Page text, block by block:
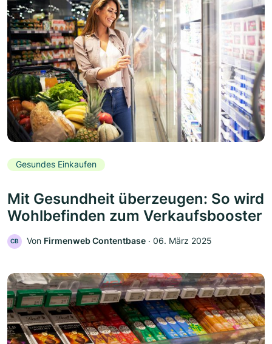
Gesundes Einkaufen
Mit Gesundheit überzeugen: So wird
Wohlbefinden zum Verkaufsbooster
CB Von Firmenweb Contentbase ‧ 06. März 2025